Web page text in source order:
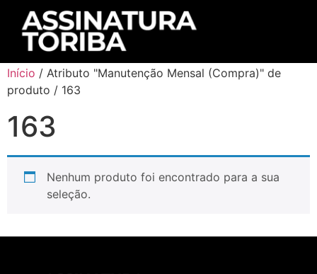
Início / Atributo "Manutenção Mensal (Compra)" de
produto / 163
163
Nenhum produto foi encontrado para a sua
seleção.